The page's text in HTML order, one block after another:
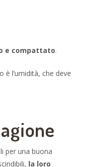
e compattato.
è l’umidità, che deve
per una buona
la loro